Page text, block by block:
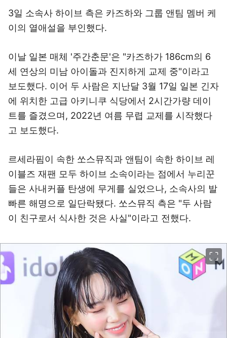
3일 소속사 하이브 측은 카즈하와 그룹 앤팀 멤버 케
이의 열애설을 부인했다.
이날 일본 매체 '주간춘문'은 "카즈하가 186cm의 6
세 연상의 미남 아이돌과 진지하게 교제 중"이라고
보도했다. 이어 두 사람은 지난달 3월 17일 일본 긴자
에 위치한 고급 아키니쿠 식당에서 2시간가량 데이
트를 즐겼으며, 2022년 여름 무렵 교제를 시작했다
고 보도했다.
르세라핌이 속한 쏘스뮤직과 앤팀이 속한 하이브 레
이블즈 재팬 모두 하이브 소속이라는 점에서 누리꾼
들은 사내커플 탄생에 무게를 실었으나, 소속사의 발
빠른 해명으로 일단락됐다. 쏘스뮤직 측은 "두 사람
이 친구로서 식사한 것은 사실"이라고 전했다.